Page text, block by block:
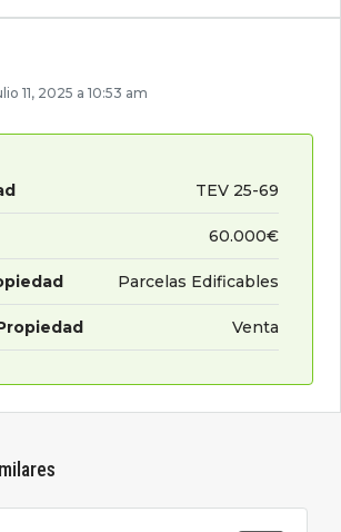
11, 2025 a 10:53 am
TEV 25-69
60.000€
Parcelas Edificables
Venta